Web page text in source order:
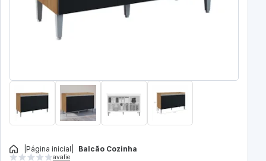
Página inicial Balcão Cozinha
avalie